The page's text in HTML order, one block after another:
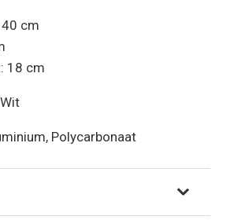
cm
18 cm
Polycarbonaat